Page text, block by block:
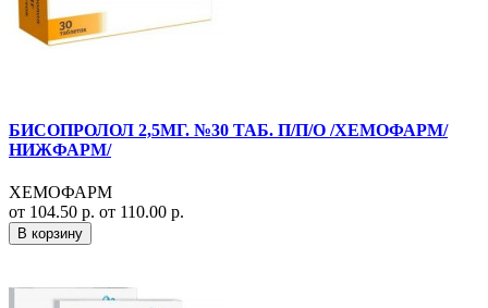
БИСОПРОЛОЛ 2,5МГ. №30 ТАБ. П/П/О /ХЕМОФАРМ/
НИЖФАРМ/
ХЕМОФАРМ
от 104.50 р. от 110.00 р.
В корзину